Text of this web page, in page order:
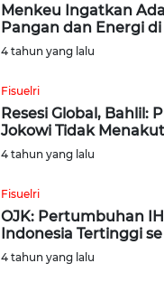
Menkeu Ingatkan
Pangan dan Energi di
4 tahun yang lalu
Fisuelri
Resesi Global, Bahlil:
Jokowi Tidak
4 tahun yang lalu
Fisuelri
OJK: Pertumbuhan
Indonesia Tertinggi se
4 tahun yang lalu